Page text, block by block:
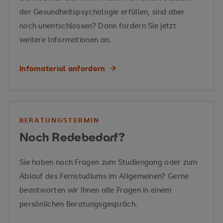
Vermittelte Kompetenzen
pädagogisch-
psychologischer und psychotherapeutischer
Grundlagen
praxisnahe Konzepte
Förderung von Lese-Rechtschreib-Schwäche
Wechselwirkung zwischen Sprache und
Inhalte
Sozialpädagogik
Lernmotivation
Entwicklungspsychologie
der Gesundheitspsychologie erfüllen, sind aber
noch unentschlossen? Dann fordern Sie jetzt
weitere Informationen an.
Infomaterial anfordern
BERATUNGSTERMIN
Noch Redebedarf?
Sie haben noch Fragen zum Studiengang oder zum
Ablauf des Fernstudiums im Allgemeinen? Gerne
beantworten wir Ihnen alle Fragen in einem
persönlichen Beratungsgespräch.